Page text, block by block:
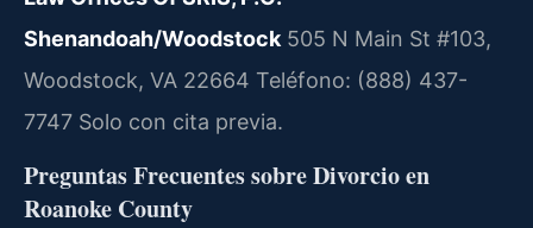
Shenandoah/Woodstock 505 N Main St #103,
Woodstock, VA 22664 Teléfono: (888) 437-
7747 Solo con cita previa.
Preguntas Frecuentes sobre Divorcio en
Roanoke County